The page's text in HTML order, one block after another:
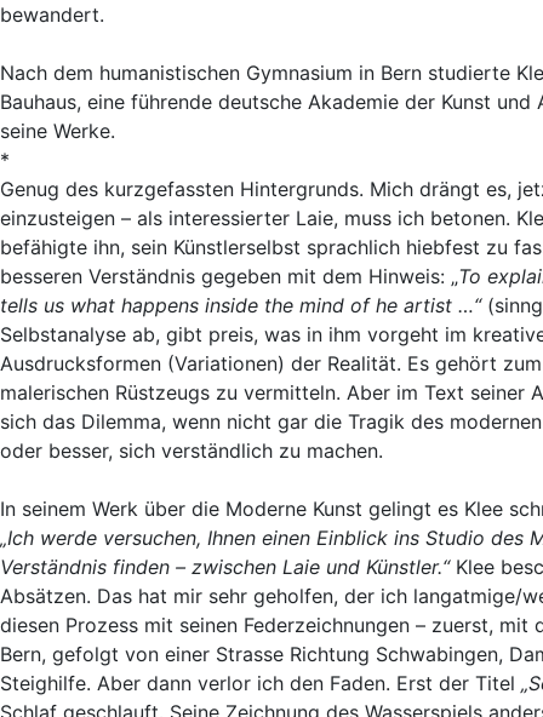
bewandert.
Nach dem humanistischen Gymnasium in Bern studierte
Bauhaus, eine führende deutsche Akademie der Kunst
seine Werke.
*
Genug des kurzgefassten Hintergrunds. Mich drängt es,
einzusteigen – als interessierter Laie, muss ich betonen.
befähigte ihn, sein Künstlerselbst sprachlich hiebfest zu
besseren Verständnis gegeben mit dem Hinweis: „To
tells us what happens inside the mind of he artist …“
Selbstanalyse ab, gibt preis, was in ihm vorgeht im
Ausdrucksformen (Variationen) der Realität. Es gehört
malerischen Rüstzeugs zu vermitteln. Aber im Text
sich das Dilemma, wenn nicht gar die Tragik des
oder besser, sich verständlich zu machen.
In seinem Werk über die Moderne Kunst gelingt es Klee
„Ich werde versuchen, Ihnen einen Einblick ins Studio
Verständnis finden – zwischen Laie und Künstler.“Klee
Absätzen. Das hat mir sehr geholfen, der ich langatmige/
diesen Prozess mit seinen Federzeichnungen – zuerst,
Bern, gefolgt von einer Strasse Richtung Schwabingen,
Steighilfe. Aber dann verlor ich den Faden. Erst der Titel
Schlaf geschlauft. Seine Zeichnung des Wasserspiels